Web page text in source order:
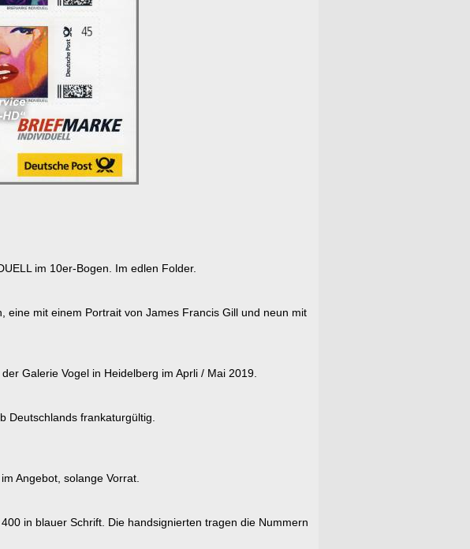
im 10er-Bogen. Im edlen Folder.
mit einem Portrait von James Francis Gill und neun mit
Galerie Vogel in Heidelberg im Aprli / Mai 2019.
Deutschlands frankaturgültig.
Angebot, solange Vorrat.
in blauer Schrift. Die handsignierten tragen die Nummern